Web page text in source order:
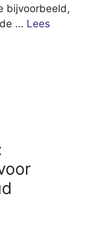
bijvoorbeeld,
… Lees